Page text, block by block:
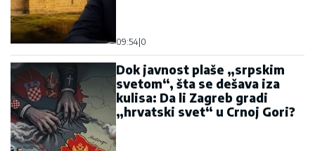
09:54|0
Dok javnost plaše „srpskim
svetom“, šta se dešava iza
kulisa: Da li Zagreb gradi
„hrvatski svet“ u Crnoj Gori?